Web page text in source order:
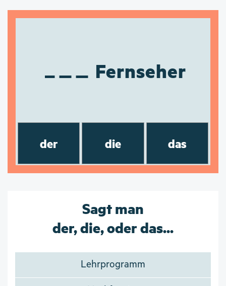
Fernseher
der die das
Sagt man
der, die, oder das...
Lehrprogramm